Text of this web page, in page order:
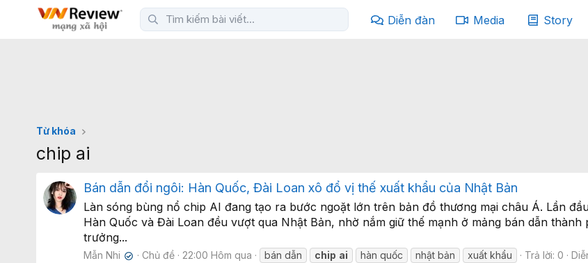
Diễn đàn Media Story
Từ khóa
chip ai
Bán dẫn đổi ngôi: Hàn Quốc, Đài Loan xô đổ vị thế xuất khẩu của Nhật Bản
Làn sóng bùng nổ chip AI đang tạo ra bước ngoặt lớn trên bản đồ thương mại châu Á. Lần
Hàn Quốc và Đài Loan đều vượt qua Nhật Bản, nhờ nắm giữ thế mạnh ở mảng bán dẫn
trưởng...
Mẫn Nhi ✔ Chủ đề 22:00 Hôm qua bán dẫn chip ai hàn quốc nhật bản xuất khẩu Trả lời: 0